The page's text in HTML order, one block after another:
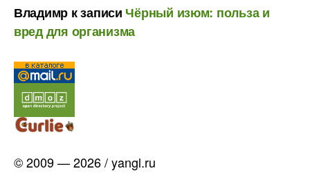
Владимр к записи Чёрный изюм: польза и
вред для организма
© 2009 — 2026 / yangl.ru